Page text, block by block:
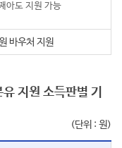
아도 지원 가능
바우처 지원
지원 소득판별 기
(단위 : 원)